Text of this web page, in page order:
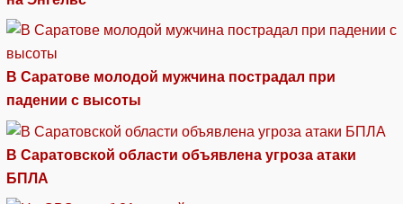
В Саратове молодой мужчина пострадал при
падении с высоты
В Саратовской области объявлена угроза атаки
БПЛА